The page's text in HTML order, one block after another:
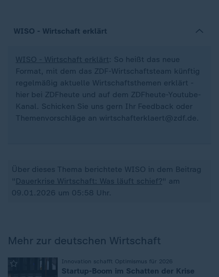
WISO - Wirtschaft erklärt
WISO - Wirtschaft erklärt: So heißt das neue
Format, mit dem das ZDF-Wirtschaftsteam künftig
regelmäßig aktuelle Wirtschaftsthemen erklärt -
hier bei ZDFheute und auf dem ZDFheute-Youtube-
Kanal. Schicken Sie uns gern Ihr Feedback oder
Themenvorschläge an wirtschafterklaert@zdf.de.
Über dieses Thema berichtete WISO in dem Beitrag
" Dauerkrise Wirtschaft: Was läuft schief?" am
09.01.2026 um 05:58 Uhr.
Mehr zur deutschen Wirtschaft
Innovation schafft Optimismus für 2026
Startup-Boom im Schatten der Krise